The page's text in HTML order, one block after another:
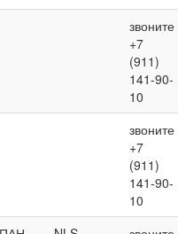
звоните
+7
(911)
141-90-
10
звоните
+7
(911)
141-90-
10